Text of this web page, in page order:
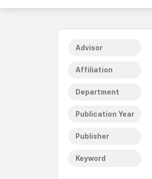
Advisor
Affiliation
Department
Publication Year
Publisher
Keyword